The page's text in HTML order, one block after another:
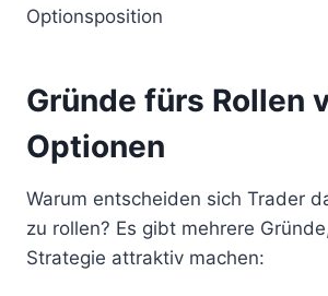
Optionsposition
Gründe fürs Rollen
Optionen
Warum entscheiden sich Trader
zu rollen? Es gibt mehrere
Strategie attraktiv machen: